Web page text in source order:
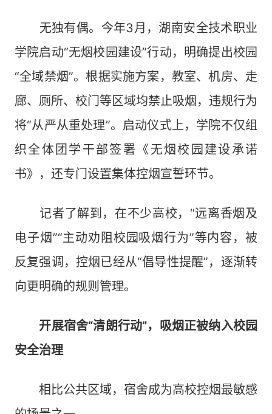
无独有偶。今年3月，湖南安全技术职业
学院启动“无烟校园建设”行动，明确提出校园
“全域禁烟”。根据实施方案，教室、机房、走
廊、厕所、校门等区域均禁止吸烟，违规行为
将“从严从重处理”。启动仪式上，学院不仅组
织全体团学干部签署《无烟校园建设承诺
书》，还专门设置集体控烟宣誓环节。
记者了解到，在不少高校，“远离香烟及
电子烟”“主动劝阻校园吸烟行为”等内容，被
反复强调，控烟已经从“倡导性提醒”，逐渐转
向更明确的规则管理。
开展宿舍“清朗行动”，吸烟正被纳入校园
安全治理
相比公共区域，宿舍成为高校控烟最敏感